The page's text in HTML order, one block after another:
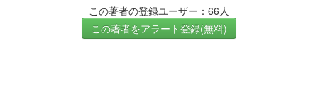
この著者の登録ユーザー：66人
この著者をアラート登録(無料)